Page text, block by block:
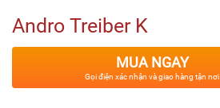
Andro Treiber K
MUA NGAY
Gọi điện xác nhận và giao hàng tận nơi